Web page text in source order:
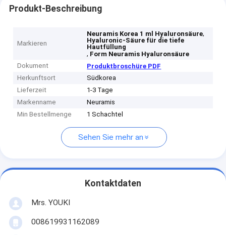
Produkt-Beschreibung
Markieren
Neuramis Korea 1 ml Hyaluronsäure,
Hyaluronic-Säure für die tiefe
Hautfüllung
, Form Neuramis Hyaluronsäure
Dokument
Produktbroschüre PDF
Herkunftsort
Südkorea
Lieferzeit
1-3 Tage
Markenname
Neuramis
Min Bestellmenge
1 Schachtel
Sehen Sie mehr an
Kontaktdaten
Mrs. YOUKI
008619931162089